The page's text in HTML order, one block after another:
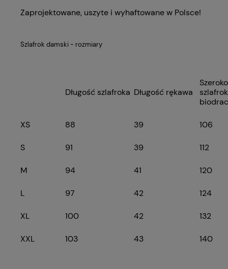
Zaprojektowane, uszyte i wyhaftowane w Polsce!
Szlafrok damski - rozmiary
Długość szlafroka Długość rękawa
XS 88 39 106
S 91 39 112
M 94 41 120
L 97 42 124
XL 100 42 132
XXL 103 43 140